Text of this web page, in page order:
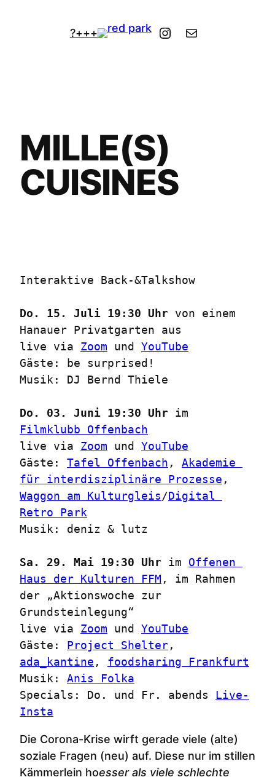
?+++ Instagram
Kontakt
MILLE(S)
CUISINES
Interaktive Back-&Talkshow
Do. 15. Juli 19:30 Uhr von einem
Hanauer Privatgarten aus
live via Zoom und YouTube
Gäste: be surprised!
Musik: DJ Bernd Thiele
Do. 03. Juni 19:30 Uhr
Filmklubb Offenbach
live via Zoom und YouTube
Gäste: Tafel Offenbach , Akademie
für interdisziplinäre Prozesse
Waggon am Kulturgleis/Digital
Retro Park
Musik: deniz & lutz
Sa. 29. Mai 19:30 Uhr im Offenen
Haus der Kulturen FFM , im Rahmen
der „Aktionswoche zur
Grundsteinlegung“
live via Zoom und YouTube
Gäste: Project Shelter
ada_kantine , foodsharing Frankfurt
Musik: Anis Folka
Specials: Do. und Fr. abends Live-
Insta
Die Corona-Krise wirft gerade viele (alte)
soziale Fragen (neu) auf. Diese nur im stillen
Kämmerlein hoesser als viele schlechte